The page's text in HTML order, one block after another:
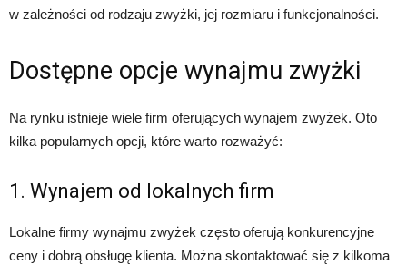
w zależności od rodzaju zwyżki, jej rozmiaru i funkcjonalności.
Dostępne opcje wynajmu zwyżki
Na rynku istnieje wiele firm oferujących wynajem zwyżek. Oto
kilka popularnych opcji, które warto rozważyć:
1. Wynajem od lokalnych firm
Lokalne firmy wynajmu zwyżek często oferują konkurencyjne
ceny i dobrą obsługę klienta. Można skontaktować się z kilkoma